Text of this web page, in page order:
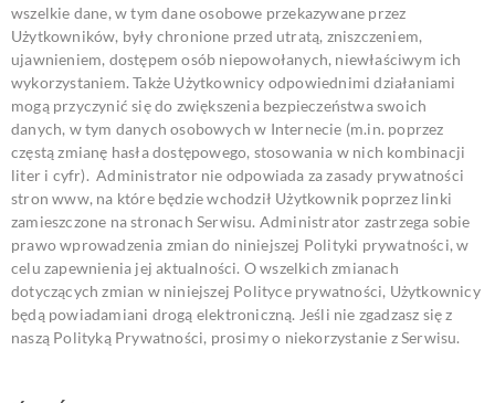
wszelkie dane, w tym dane osobowe przekazywane przez
Użytkowników, były chronione przed utratą, zniszczeniem,
ujawnieniem, dostępem osób niepowołanych, niewłaściwym ich
wykorzystaniem. Także Użytkownicy odpowiednimi działaniami
mogą przyczynić się do zwiększenia bezpieczeństwa swoich
danych, w tym danych osobowych w Internecie (m.in. poprzez
częstą zmianę hasła dostępowego, stosowania w nich kombinacji
liter i cyfr). Administrator nie odpowiada za zasady prywatności
stron www, na które będzie wchodził Użytkownik poprzez linki
zamieszczone na stronach Serwisu. Administrator zastrzega sobie
prawo wprowadzenia zmian do niniejszej Polityki prywatności, w
celu zapewnienia jej aktualności. O wszelkich zmianach
dotyczących zmian w niniejszej Polityce prywatności, Użytkownicy
będą powiadamiani drogą elektroniczną. Jeśli nie zgadzasz się z
naszą Polityką Prywatności, prosimy o niekorzystanie z Serwisu.